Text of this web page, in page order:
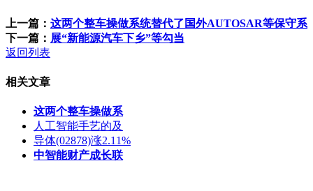
上一篇： 这两个整车操做系统替代了国外AUTOSAR等保守系
下一篇： 展“新能源汽车下乡”等勾当
返回列表
相关文章
这两个整车操做系
人工智能手艺的及
导体(02878)涨2.11%
中智能财产成长联